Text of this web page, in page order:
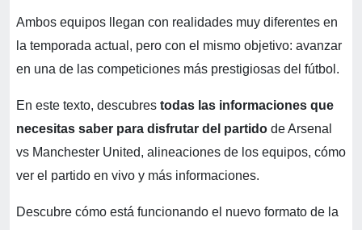
Ambos equipos llegan con realidades muy diferentes en
la temporada actual, pero con el mismo objetivo: avanzar
en una de las competiciones más prestigiosas del fútbol.
En este texto, descubres todas las informaciones que
necesitas saber para disfrutar del partido de Arsenal
vs Manchester United, alineaciones de los equipos, cómo
ver el partido en vivo y más informaciones.
Descubre cómo está funcionando el nuevo formato de la